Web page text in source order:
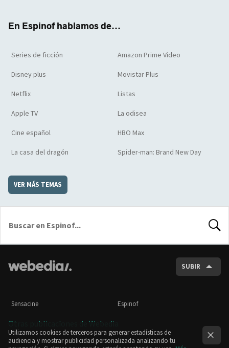
En Espinof hablamos de...
Series de ficción Amazon Prime Video
Disney plus Movistar Plus
Netflix Listas
Apple TV La odisea
Cine español HBO Max
La casa del dragón Spider-man: Brand New Day
VER MÁS TEMAS
SUBIR
Sensacine Espinof
Otras publicaciones de Webedia
Utilizamos cookies de terceros para generar estadísticas de
audiencia y mostrar publicidad personalizada analizando tu